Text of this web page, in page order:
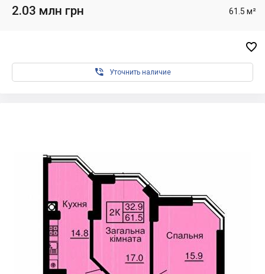
2.03 млн грн 61.5 м²

 Уточнить наличие